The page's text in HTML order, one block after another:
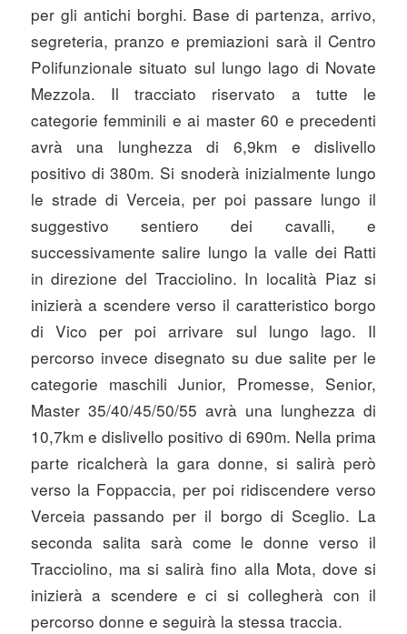
per gli antichi borghi. Base di partenza, arrivo,
segreteria, pranzo e premiazioni sarà il Centro
Polifunzionale situato sul lungo lago di Novate
Mezzola. Il tracciato riservato a tutte le
categorie femminili e ai master 60 e precedenti
avrà una lunghezza di 6,9km e dislivello
positivo di 380m. Si snoderà inizialmente lungo
le strade di Verceia, per poi passare lungo il
suggestivo sentiero dei cavalli, e
successivamente salire lungo la valle dei Ratti
in direzione del Tracciolino. In località Piaz si
inizierà a scendere verso il caratteristico borgo
di Vico per poi arrivare sul lungo lago. Il
percorso invece disegnato su due salite per le
categorie maschili Junior, Promesse, Senior,
Master 35/40/45/50/55 avrà una lunghezza di
10,7km e dislivello positivo di 690m. Nella prima
parte ricalcherà la gara donne, si salirà però
verso la Foppaccia, per poi ridiscendere verso
Verceia passando per il borgo di Sceglio. La
seconda salita sarà come le donne verso il
Tracciolino, ma si salirà fino alla Mota, dove si
inizierà a scendere e ci si collegherà con il
percorso donne e seguirà la stessa traccia.